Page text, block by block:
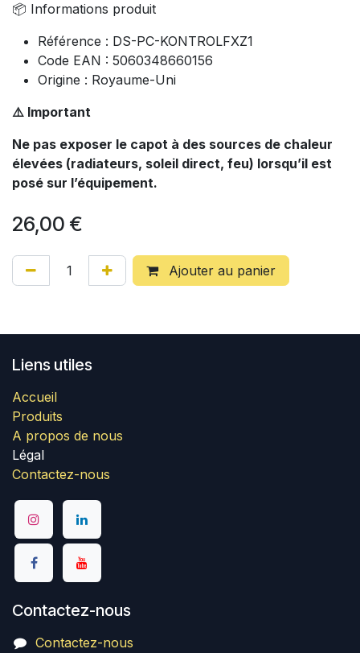
📦 Informations produit
Référence : DS-PC-KONTROLFXZ1
Code EAN : 5060348660156
Origine : Royaume-Uni
⚠️ Important
Ne pas exposer le capot à des sources de chaleur
élevées (radiateurs, soleil direct, feu) lorsqu’il est
posé sur l’équipement.
26,00 €
Ajouter au panier
Liens utiles
Accueil
Produits
A propos de nous
Légal
Contactez-nous
Contactez-nous
Contactez-nous